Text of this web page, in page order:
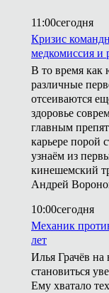
11:00сегодня
Кризис
медкомиссия и
В то время как
различные
отсеиваются
здоровье
главным
карьере порой
узнаём из
кинешемский
Андрей
10:00сегодня
Механик
лет
Илья Грачёв на
становиться
Ему хватало